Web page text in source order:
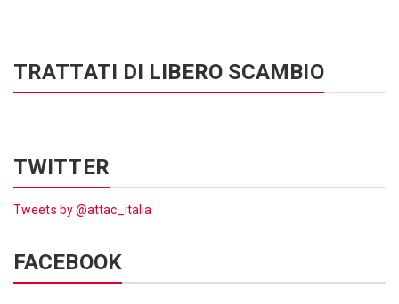
TRATTATI DI LIBERO SCAMBIO
TWITTER
Tweets by @attac_italia
FACEBOOK